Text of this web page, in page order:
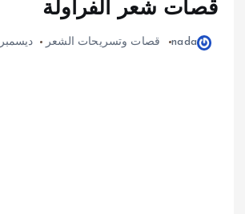
قصات شعر الفراولة
nada قصات وتسريحات الشعر ديسمبر 7, 2024